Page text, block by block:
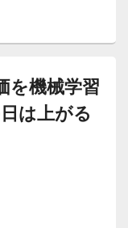
を機械学習
は上がる